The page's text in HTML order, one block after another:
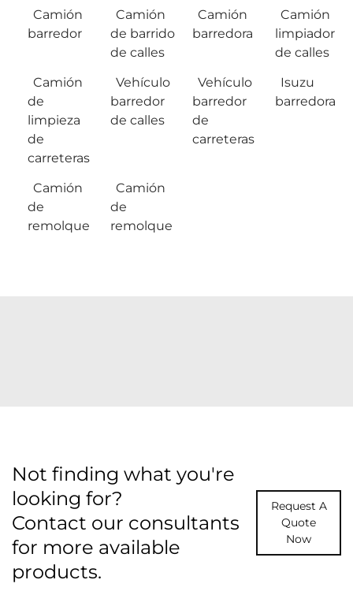
Camión
barredor
Camión
de barrido
de calles
Camión
barredora
Camión
limpiador
de calles
Camión
de
limpieza
de
carreteras
Vehículo
barredor
de calles
Vehículo
barredor
de
carreteras
Isuzu
barredora
Camión
de
remolque
Camión
de
remolque
Not finding what you're
looking for?
Contact our consultants
for more available
products.
Request A
Quote
Now